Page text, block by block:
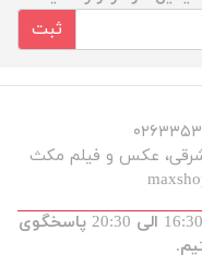
ثبت
شنبه تا پنجشنبه از ساعت 9 الی 13 و 16:30 الی 20:30 پاسخگوی